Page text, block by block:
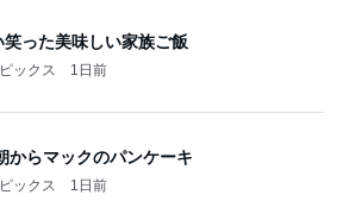
笑った美味しい家族ご飯
ックス 1日前
からマックのパンケーキ
ックス 1日前